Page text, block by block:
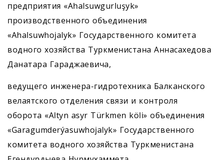
предприятия «Ahalsuwgurluşyk»
производственного объединения
«Ahalsuwhojalyk» Государственного комитета
водного хозяйства Туркменистана Аннасахедова
Данатара Гараджаевича,
ведущего инженера-гидротехника Балканского
велаятского отделения связи и контроля
оборота «Altyn asyr Türkmen köli» объединения
«Garagumderýasuwhojalyk» Государственного
комитета водного хозяйства Туркменистана